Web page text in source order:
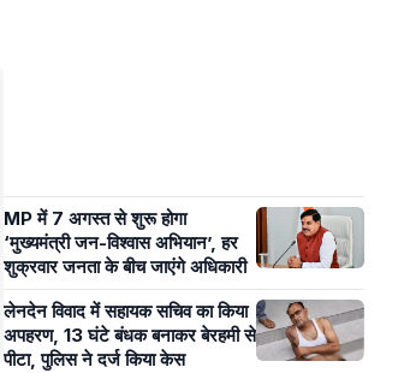
MP में 7 अगस्त से शुरू होगा
‘मुख्यमंत्री जन-विश्वास अभियान’, हर
शुक्रवार जनता के बीच जाएंगे अधिकारी
लेनदेन विवाद में सहायक सचिव का किया
अपहरण, 13 घंटे बंधक बनाकर बेरहमी से
पीटा, पुलिस ने दर्ज किया केस